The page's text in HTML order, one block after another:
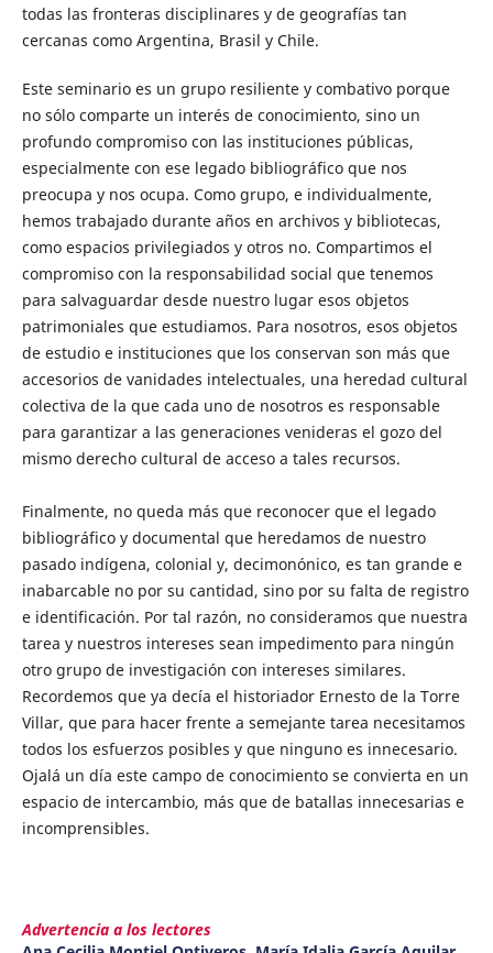
todas las fronteras disciplinares y de geografías tan
cercanas como Argentina, Brasil y Chile.
Este seminario es un grupo resiliente y combativo porque
no sólo comparte un interés de conocimiento, sino un
profundo compromiso con las instituciones públicas,
especialmente con ese legado bibliográfico que nos
preocupa y nos ocupa. Como grupo, e individualmente,
hemos trabajado durante años en archivos y bibliotecas,
como espacios privilegiados y otros no. Compartimos el
compromiso con la responsabilidad social que tenemos
para salvaguardar desde nuestro lugar esos objetos
patrimoniales que estudiamos. Para nosotros, esos objetos
de estudio e instituciones que los conservan son más que
accesorios de vanidades intelectuales, una heredad cultural
colectiva de la que cada uno de nosotros es responsable
para garantizar a las generaciones venideras el gozo del
mismo derecho cultural de acceso a tales recursos.
Finalmente, no queda más que reconocer que el legado
bibliográfico y documental que heredamos de nuestro
pasado indígena, colonial y, decimonónico, es tan grande e
inabarcable no por su cantidad, sino por su falta de registro
e identificación. Por tal razón, no consideramos que nuestra
tarea y nuestros intereses sean impedimento para ningún
otro grupo de investigación con intereses similares.
Recordemos que ya decía el historiador Ernesto de la Torre
Villar, que para hacer frente a semejante tarea necesitamos
todos los esfuerzos posibles y que ninguno es innecesario.
Ojalá un día este campo de conocimiento se convierta en un
espacio de intercambio, más que de batallas innecesarias e
incomprensibles.
Advertencia a los lectores